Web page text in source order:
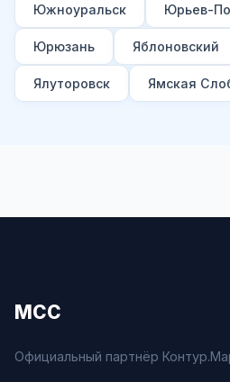
Южноуральск Юрьев-
Юрюзань Яблоновский
Ялуторовск Ямская
МСС
Официальный партнёр